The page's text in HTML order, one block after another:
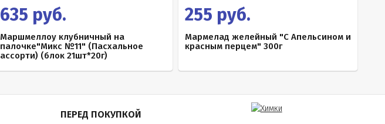
635 руб.
Маршмеллоу клубничный на
палочке"Микс №11" (Пасхальное
ассорти) (блок 21шт*20г)
255 руб.
Мармелад желейный "С Апельсином и
красным перцем" 300г
ПЕРЕД ПОКУПКОЙ